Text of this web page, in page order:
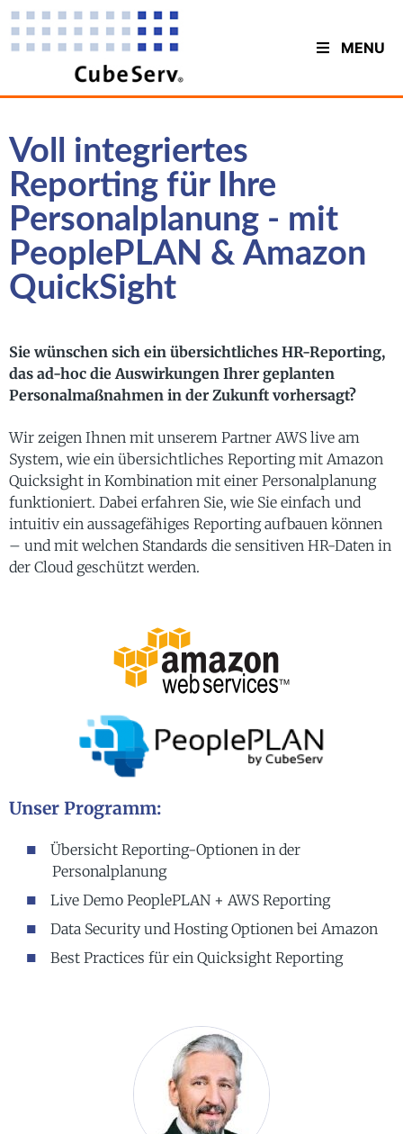
MENU
Voll integriertes
Reporting für Ihre
Personalplanung - mit
PeoplePLAN & Amazon
QuickSight
Sie wünschen sich ein übersichtliches HR-Reporting,
das ad-hoc die Auswirkungen Ihrer geplanten
Personalmaßnahmen in der Zukunft vorhersagt?
Wir zeigen Ihnen mit unserem Partner AWS live am
System, wie ein übersichtliches Reporting mit Amazon
Quicksight in Kombination mit einer Personalplanung
funktioniert. Dabei erfahren Sie, wie Sie einfach und
intuitiv ein aussagefähiges Reporting aufbauen können
– und mit welchen Standards die sensitiven HR-Daten in
der Cloud geschützt werden.
Unser Programm:
Übersicht Reporting-Optionen in der
Personalplanung
Live Demo PeoplePLAN + AWS Reporting
Data Security und Hosting Optionen bei Amazon
Best Practices für ein Quicksight Reporting